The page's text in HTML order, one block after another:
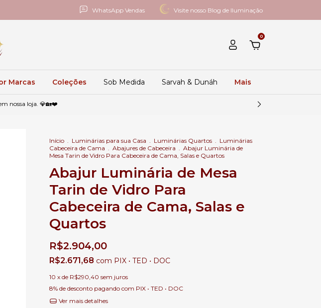
WhatsApp Vendas Visite nosso Blog de Iluminação
0
Marcas Coleções Sob Medida Sarvah & Dunáh Mais
nossa loja. 💎🏡❤️
Início . Luminárias para sua Casa . Luminárias Quartos . Luminárias
Cabeceira de Cama . Abajures de Cabeceira . Abajur Luminária de
Mesa Tarin de Vidro Para Cabeceira de Cama, Salas e Quartos
Abajur Luminária de Mesa
Tarin de Vidro Para
Cabeceira de Cama, Salas e
Quartos
R$2.904,00
R$2.671,68 com PIX • TED • DOC
10 x de R$290,40 sem juros
8% de desconto pagando com PIX • TED • DOC
Ver mais detalhes